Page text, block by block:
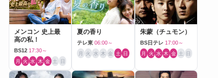
メンコン 史上最
高の私！
BS12 17:30～
月 火 水 木 金 土 日
夏の香り
テレ東 06:00～
月 火 水 木 金 土 日
朱蒙（チュモン）
BS日テレ 17:00～
月 火 水 木 金 土 日